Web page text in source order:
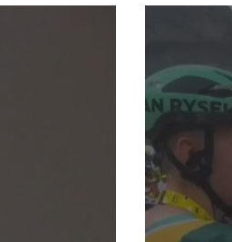
« Entendre sa mère pleurer
au téléphone… » : Ingrid
Chauvin bouleversée par les
incendies du Cap-Ferret, son
témoignage poignant